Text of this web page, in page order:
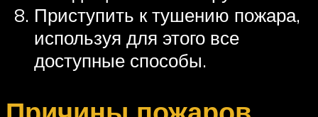
Приступить к тушению пожара,
используя для этого все
доступные способы.